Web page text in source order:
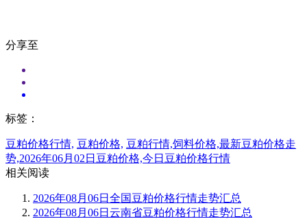
分享至
标签：
豆粕价格行情, 豆粕价格, 豆粕行情,饲料价格,最新豆粕价格走
势,2026年06月02日豆粕价格,今日豆粕价格行情
相关阅读
2026年08月06日全国豆粕价格行情走势汇总
2026年08月06日云南省豆粕价格行情走势汇总